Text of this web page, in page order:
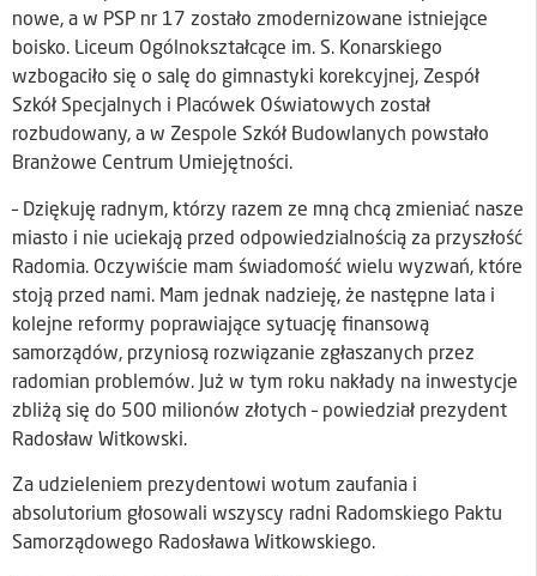
nowe, a w PSP nr 17 zostało zmodernizowane istniejące
boisko. Liceum Ogólnokształcące im. S. Konarskiego
wzbogaciło się o salę do gimnastyki korekcyjnej, Zespół
Szkół Specjalnych i Placówek Oświatowych został
rozbudowany, a w Zespole Szkół Budowlanych powstało
Branżowe Centrum Umiejętności.
– Dziękuję radnym, którzy razem ze mną chcą zmieniać nasze
miasto i nie uciekają przed odpowiedzialnością za przyszłość
Radomia. Oczywiście mam świadomość wielu wyzwań, które
stoją przed nami. Mam jednak nadzieję, że następne lata i
kolejne reformy poprawiające sytuację finansową
samorządów, przyniosą rozwiązanie zgłaszanych przez
radomian problemów. Już w tym roku nakłady na inwestycje
zbliżą się do 500 milionów złotych – powiedział prezydent
Radosław Witkowski.
Za udzieleniem prezydentowi wotum zaufania i
absolutorium głosowali wszyscy radni Radomskiego Paktu
Samorządowego Radosława Witkowskiego.